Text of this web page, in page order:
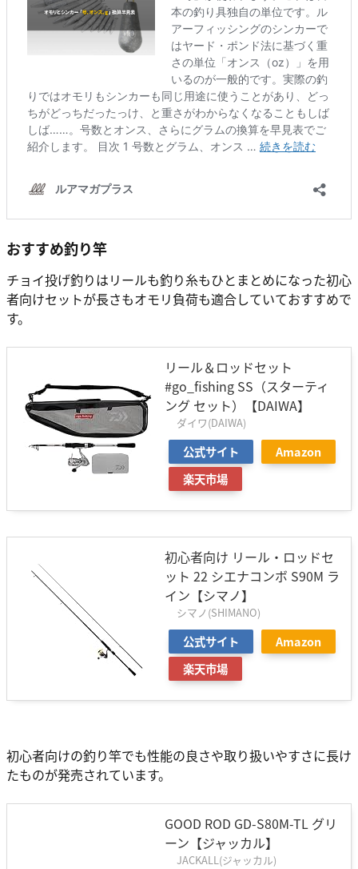
おすすめ釣り竿
チョイ投げ釣りはリールも釣り糸もひとまとめになった初心
者向けセットが長さもオモリ負荷も適合していておすすめで
す。
リール＆ロッドセット
#go_fishing SS（スターティ
ング セット）【DAIWA】
ダイワ(DAIWA)
公式サイト
Amazon
楽天市場
初心者向け リール・ロッドセ
ット 22 シエナコンボ S90M ラ
イン【シマノ】
シマノ(SHIMANO)
公式サイト
Amazon
楽天市場
初心者向けの釣り竿でも性能の良さや取り扱いやすさに長け
たものが発売されています。
GOOD ROD GD-S80M-TL グリ
ーン【ジャッカル】
JACKALL(ジャッカル)